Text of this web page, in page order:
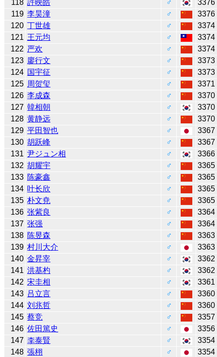
118 許映皓 ♂
3376
119 李昊潼 ♂
3376
120 丁世雄 ♂
3374
121 王元均 ♂
3374
122 严欢 ♂
3374
123 廖行文 ♂
3373
124 国宇征 ♂
3373
125 周贺玺 ♂
3371
126 李成森 ♂
3370
127 韓相朝 ♂
3370
128 黄静远 ♂
3370
129 平田智也 ♂
3367
130 胡跃峰 ♂
3367
131 尹ジュン相 ♂
3366
132 胡耀宇 ♂
3365
133 陈豪鑫 ♂
3365
134 叶长欣 ♂
3365
135 朴文尭 ♂
3365
136 张紫良 ♂
3364
137 张强 ♂
3364
138 陈昱森 ♂
3363
139 村川大介 ♂
3363
140 金昇宰 ♂
3362
141 洪基杓 ♂
3362
142 宋圭相 ♂
3361
143 吕立言 ♂
3360
144 刘兆哲 ♂
3360
145 蔡竞 ♂
3357
146 佐田篤史 ♂
3356
147 李泰賢 ♂
3354
148 張栩 ♂
3354